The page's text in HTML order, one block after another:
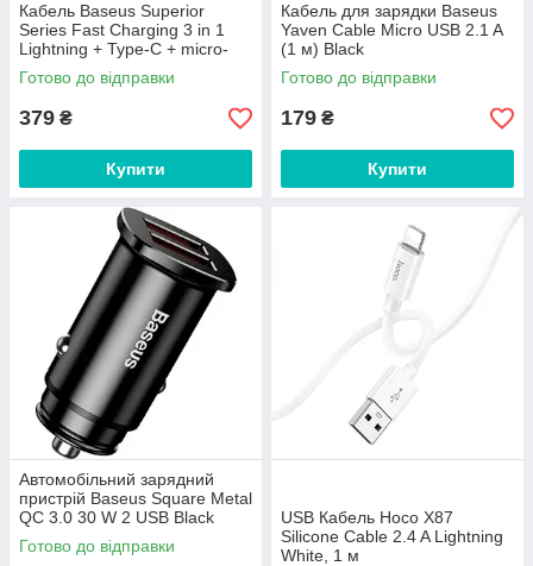
Кабель Baseus Superior
Series Fast Charging 3 in 1
Lightning + Type-C + micro-
USB 3.5 A (1.5 м) White
Готово до відправки
379 ₴
Купити
Кабель для зарядки Baseus
Yaven Cable Micro USB 2.1 A
(1 м) Black
Готово до відправки
179 ₴
Купити
Автомобільний зарядний
пристрій Baseus Square Metal
QC 3.0 30 W 2 USB Black
Готово до відправки
USB Кабель Hoco X87
Silicone Cable 2.4 A Lightning
White, 1 м